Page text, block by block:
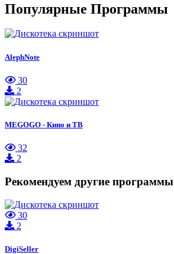
Популярные Программы
AlephNote
30
2
MEGOGO - Кино и ТВ
32
2
Рекомендуем другие программы
30
2
DigiSeller